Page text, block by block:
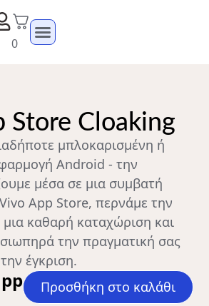
0
Store Cloaking
μπλοκαρισμένη ή
Android - την
μέσα σε μια συμβατή
App Store, περνάμε την
καθαρή καταχώριση και
την πραγματική σας
έγκριση.
Προσθήκη στο καλάθι